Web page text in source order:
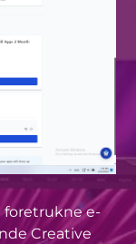
foretrukne e-
Creative